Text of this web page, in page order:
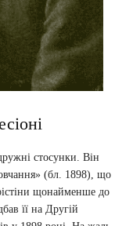
стосунки. Він
(бл. 1898), що
щонайменше до
її на Другій